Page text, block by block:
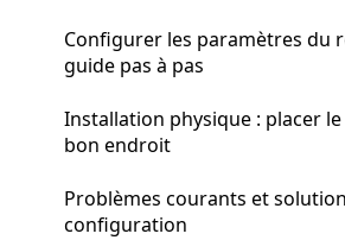
Configurer les paramètres du
guide pas à pas
Installation physique : placer
bon endroit
Problèmes courants et
configuration